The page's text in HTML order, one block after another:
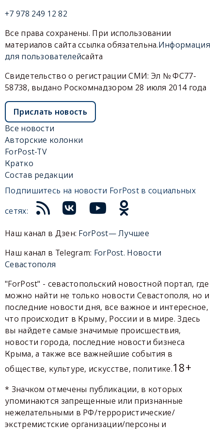
+7 978 249 12 82
Все права сохранены. При использовании
материалов сайта ссылка обязательна.Информация
для пользователейсайта
Свидетельство о регистрации СМИ: Эл № ФС77-
58738, выдано Роскомнадзором 28 июля 2014 года
Прислать новость
Все новости
Авторские колонки
ForPost-TV
Кратко
Состав редакции
Подпишитесь на новости ForPost в социальных
сетях:
Наш канал в Дзен: ForPost— Лучшее
Наш канал в Telegram: ForPost. Новости
Севастополя
"ForPost" - севастопольский новостной портал, где
можно найти не только новости Севастополя, но и
последние новости дня, все важное и интересное,
что происходит в Крыму, России и в мире. Здесь
вы найдете самые значимые происшествия,
новости города, последние новости бизнеса
Крыма, а также все важнейшие события в
обществе, культуре, искусстве, политике.18+
* Значком отмечены публикации, в которых
упоминаются запрещенные или признанные
нежелательными в РФ/террористические/
экстремистские организации/персоны и